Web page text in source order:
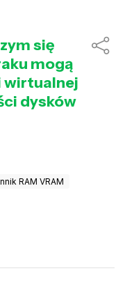
się
mogą
wirtualnej
dysków
RAM VRAM